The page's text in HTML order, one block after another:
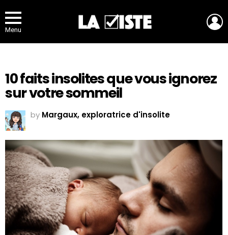
Menu
10 faits insolites que vous ignorez
sur votre sommeil
by Margaux, exploratrice d'insolite